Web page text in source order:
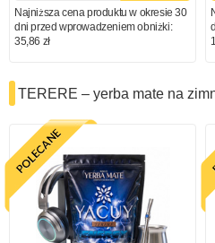
Najniższa cena produktu w okresie 30
dni przed wprowadzeniem obniżki:
35,86 zł
TERERE – yerba mate na